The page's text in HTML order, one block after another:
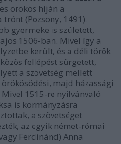
örökös híján a
(Pozsony, 1491).
gyermeke is született,
1506-ban. Mivel így a
került, és a déli török
fellépést sürgetett,
a szövetség mellett
majd házassági
1515-re nyilvánvaló
is kormányzásra
a szövetséget
az egyik német-római
Ferdinánd) Anna